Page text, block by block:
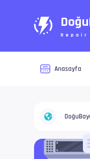
Repair
Anasayfa